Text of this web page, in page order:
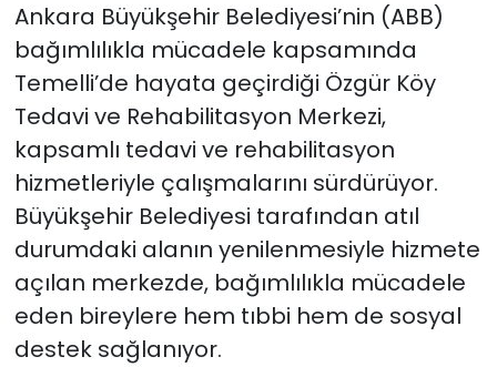
Ankara Büyükşehir Belediyesi’nin (ABB)
bağımlılıkla mücadele kapsamında
Temelli’de hayata geçirdiği Özgür Köy
Tedavi ve Rehabilitasyon Merkezi,
kapsamlı tedavi ve rehabilitasyon
hizmetleriyle çalışmalarını sürdürüyor.
Büyükşehir Belediyesi tarafından atıl
durumdaki alanın yenilenmesiyle hizmete
açılan merkezde, bağımlılıkla mücadele
eden bireylere hem tıbbi hem de sosyal
destek sağlanıyor.